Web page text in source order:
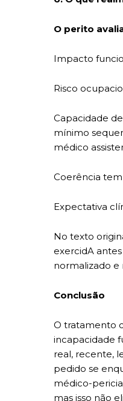
O perito
Impacto
Risco
Capacidade
mínimo
médico
Coerência
Expectativa
No texto
exercidA
normalizado e
Conclusão
O tratamento
incapacidade
real, recente,
pedido se
médico-
mas isso não